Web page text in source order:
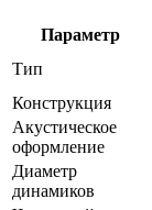
Параметр
Тип
Конструкция
Акустическое
оформление
Диаметр
динамиков